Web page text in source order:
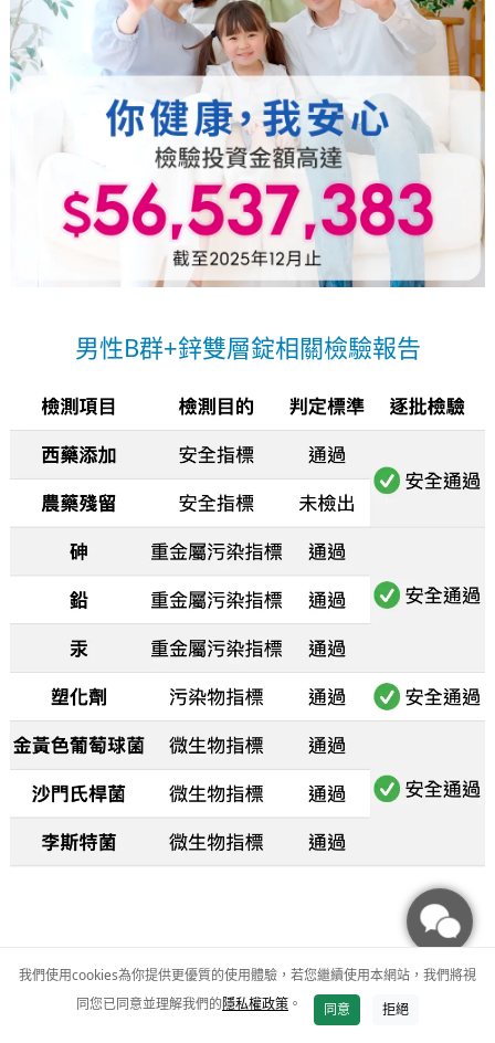
加入購物車
男性B群+鋅雙層錠相關檢驗報告
我們使用cookies為你提供更優質的使用體驗，若您繼續使用本網站，我們將視
同您已同意並理解我們的隱私權政策 。 同意 拒絕